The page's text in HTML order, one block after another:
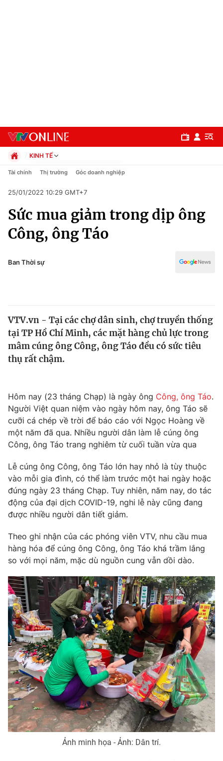
Chuyên mục
Chính trị
Thế giới
Tin tức
Câu chuyện quốc tế
Tài chính
Thị trường
Góc doanh nghiệp
Dữ liệu và đời sống
Truyền hình
Phim VTV
Hậu trường
Nhân vật
Khán giả
Điện ảnh
Âm nhạc
Sao
Đời sống
Du lịch
Chất lượng cuộc sống
Giáo dục
Tuyển sinh
Học trực tuyến
Công nghệ
Hitech Công nghệ tương lai
Sản phẩm
Thị trường
Tư vấn
Giao lưu trực tuyến
Lịch phát sóng
Chuyên mục khác
Emagazine Podcast
Photo Infographic
Video Shorts video
VTV Thể thao
KINH TẾ
Chính trị
Pháp luật
Kinh tế
Thể thao
Truyền hình
Y tế
Tài chính Thị trường Góc doanh nghiệp
25/01/2022 10:29 GMT+7
Sức mua giảm trong dịp ông
Công, ông Táo
Ban Thời sự
VTV.vn - Tại các chợ dân sinh, chợ truyền thống
tại TP Hồ Chí Minh, các mặt hàng chủ lực trong
mâm cúng ông Công, ông Táo đều có sức tiêu
thụ rất chậm.
Hôm nay (23 tháng Chạp) là ngày ông Công, ông Táo.
Người Việt quan niệm vào ngày hôm nay, ông Táo sẽ
cưỡi cá chép về trời để báo cáo với Ngọc Hoàng về
một năm đã qua. Nhiều người dân làm lễ cúng ông
Công, ông Táo trang nghiêm từ cuối tuần vừa qua
Lễ cúng ông Công, ông Táo lớn hay nhỏ là tùy thuộc
vào mỗi gia đình, có thể làm trước một hai ngày hoặc
đúng ngày 23 tháng Chạp. Tuy nhiên, năm nay, do tác
động của đại dịch COVID-19, nghi lễ này cũng đang
được nhiều người dân tiết giảm.
Theo ghi nhận của các phóng viên VTV, nhu cầu mua
hàng hóa để cúng ông Công, ông Táo khá trầm lắng
so với mọi năm, mặc dù nguồn cung vẫn dồi dào.
Ảnh minh họa - Ảnh: Dân trí.